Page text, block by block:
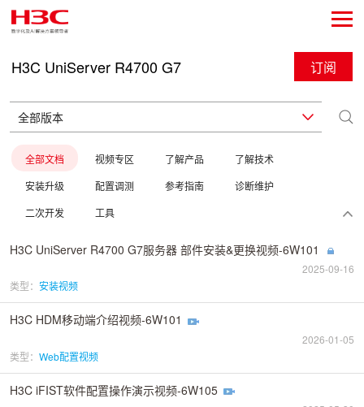
H3C UniServer R4700 G7 订阅
全部文档 视频专区 了解产品
了解技术
安装升级
配置调测 参考指南
诊断维护
二次开发
工具
H3C UniServer R4700 G7服务器 部件安装&更换视频-6W101
2025-09-16
类型： 安装视频
H3C HDM移动端介绍视频-6W101
2026-01-05
类型： Web配置视频
H3C iFIST软件配置操作演示视频-6W105